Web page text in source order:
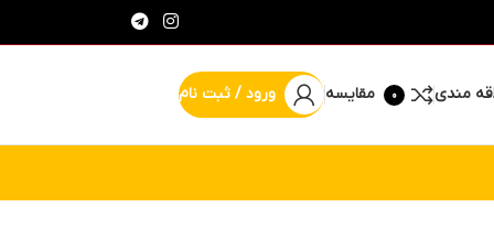
مندی 0 مقایسه ورود / ثبت نام